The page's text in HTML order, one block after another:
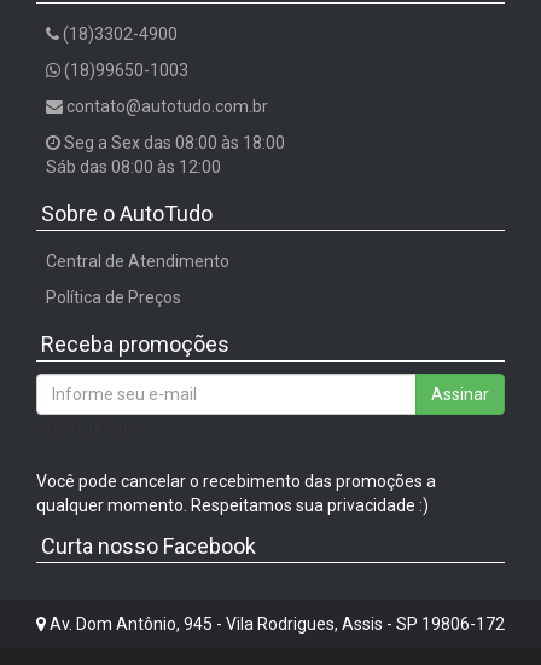
(18)3302-4900
(18)99650-1003
contato@autotudo.com.br
Seg a Sex das 08:00 às 18:00
Sáb das 08:00 às 12:00
Sobre o AutoTudo
Central de Atendimento
Política de Preços
Receba promoções
Assinar
Você pode cancelar o recebimento das promoções a
qualquer momento. Respeitamos sua privacidade :)
Curta nosso Facebook
Av. Dom Antônio, 945 - Vila Rodrigues, Assis - SP 19806-172